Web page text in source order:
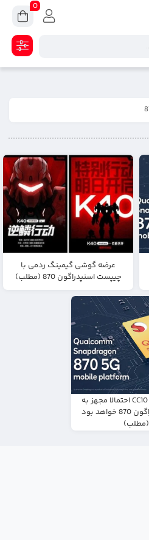
عرضه گوشی گیمینگ ردمی با
چیپست اسنپدراگون 870 (مطلب)
شیائومی می CC10 احتمالا مجهز به
تراشه اسنپدراگون 870 خواهد بود
(مطلب)
0